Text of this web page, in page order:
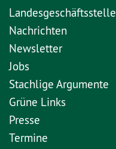
Landesgeschäftsstelle
Nachrichten
Newsletter
Jobs
Stachlige Argumente
Grüne Links
Presse
Termine